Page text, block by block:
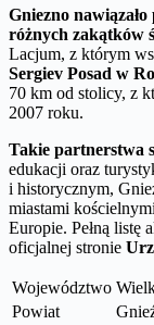
Gniezno
różnych zakątków
Lacjum, z którym
Sergiev Posad w
70 km od stolicy, z
2007 roku.
Takie partnerstwa
edukacji oraz
i historycznym,
miastami
Europie. Pełną listę
oficjalnej stronie
Województwo
Powiat